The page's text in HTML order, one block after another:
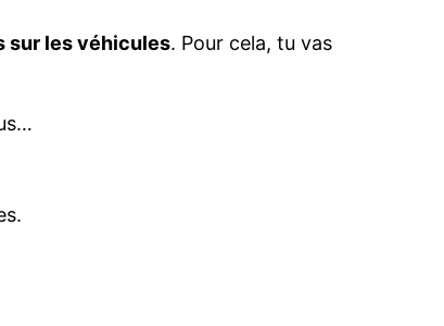
sur les véhicules. Pour cela, tu vas